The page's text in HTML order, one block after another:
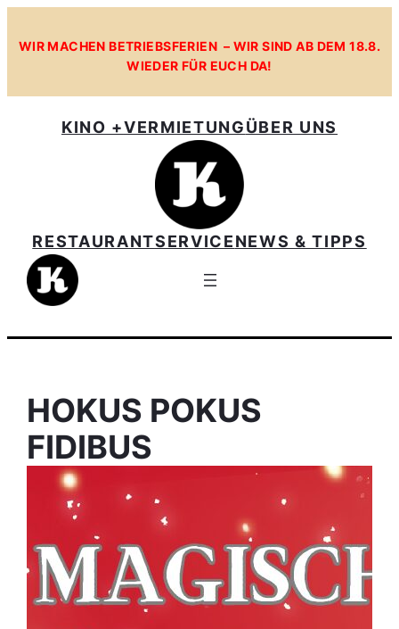
Inhalt
WIR MACHEN BETRIEBSFERIEN – WIR SIND AB DEM 18.8.
WIEDER FÜR EUCH DA!
KINO +VERMIETUNGÜBER UNS
RESTAURANTSERVICENEWS & TIPPS
HOKUS POKUS
FIDIBUS